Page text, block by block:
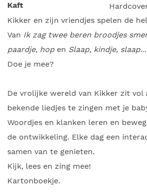
Kaft
Kikker en zijn vriendjes spelen de
Van Ik zag twee beren broodjes
paardje, hopen Slaap, kindje, slaap...
Doe je mee?
De vrolijke wereld van Kikker zit vol
bekende liedjes te zingen met je
Woordjes en klanken leren en
de ontwikkeling. Elke dag een
samen van te genieten.
Kijk, lees en zing mee!
Kartonboekje.